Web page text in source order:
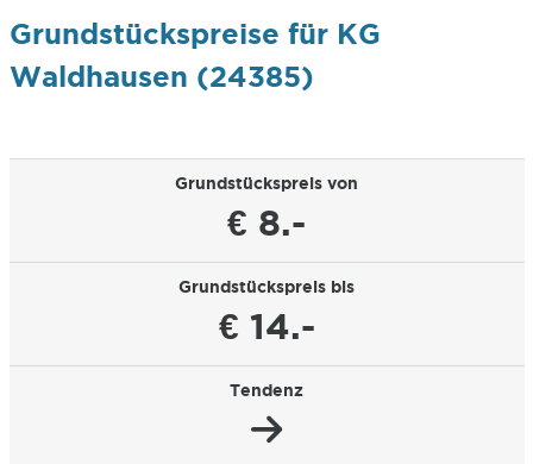
Grundstückspreise für KG
Waldhausen (24385)
Grundstückspreis von
€ 8.-
Grundstückspreis bis
€ 14.-
Tendenz